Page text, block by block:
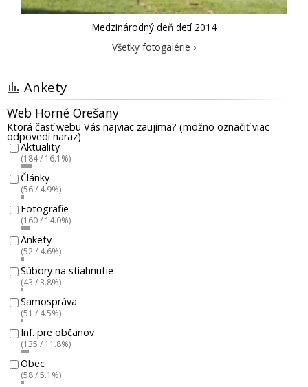
Medzinárodný deň detí 2014
Všetky fotogalérie ›
Ankety
Web Horné Orešany
Ktorá časť webu Vás najviac zaujíma? (možno označiť viac
odpovedí naraz)
Aktuality
(184 / 16.1%)
Články
(56 / 4.9%)
Fotografie
(160 / 14.0%)
Ankety
(52 / 4.6%)
Súbory na stiahnutie
(43 / 3.8%)
Samospráva
(51 / 4.5%)
Inf. pre občanov
(135 / 11.8%)
Obec
(58 / 5.1%)